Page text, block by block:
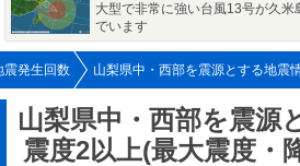
大型で非常に強い台風13号が久
でいます
震発生回数 山梨県中・西部を震源とする地震
山梨県中・西部を震源
震度2以上(最大震度・